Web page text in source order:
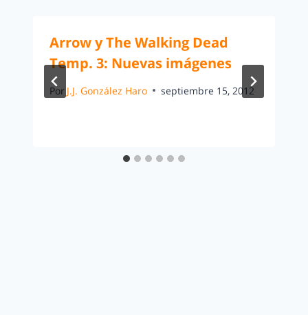
Arrow y The Walking Dead
Temp. 3: Nuevas imágenes
Por J.J. González Haro septiembre 15, 2012